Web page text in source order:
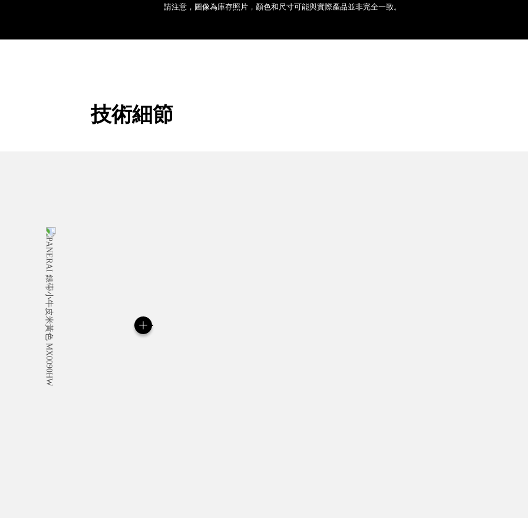
請注意，圖像為庫存照片，顏色和尺寸可能與實際產品並非完全一致。
技術細節